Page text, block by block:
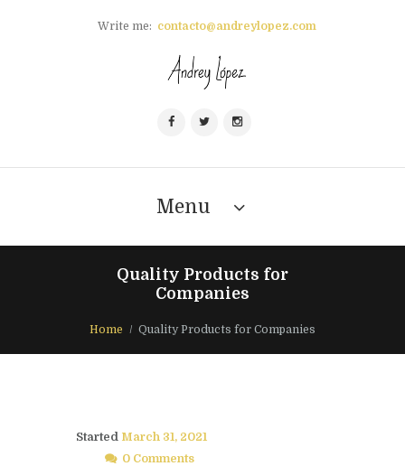
Write me: contacto@andreylopez.com
Menu
Quality Products for
Companies
Home Quality Products for Companies
Started March 31, 2021
0 Comments